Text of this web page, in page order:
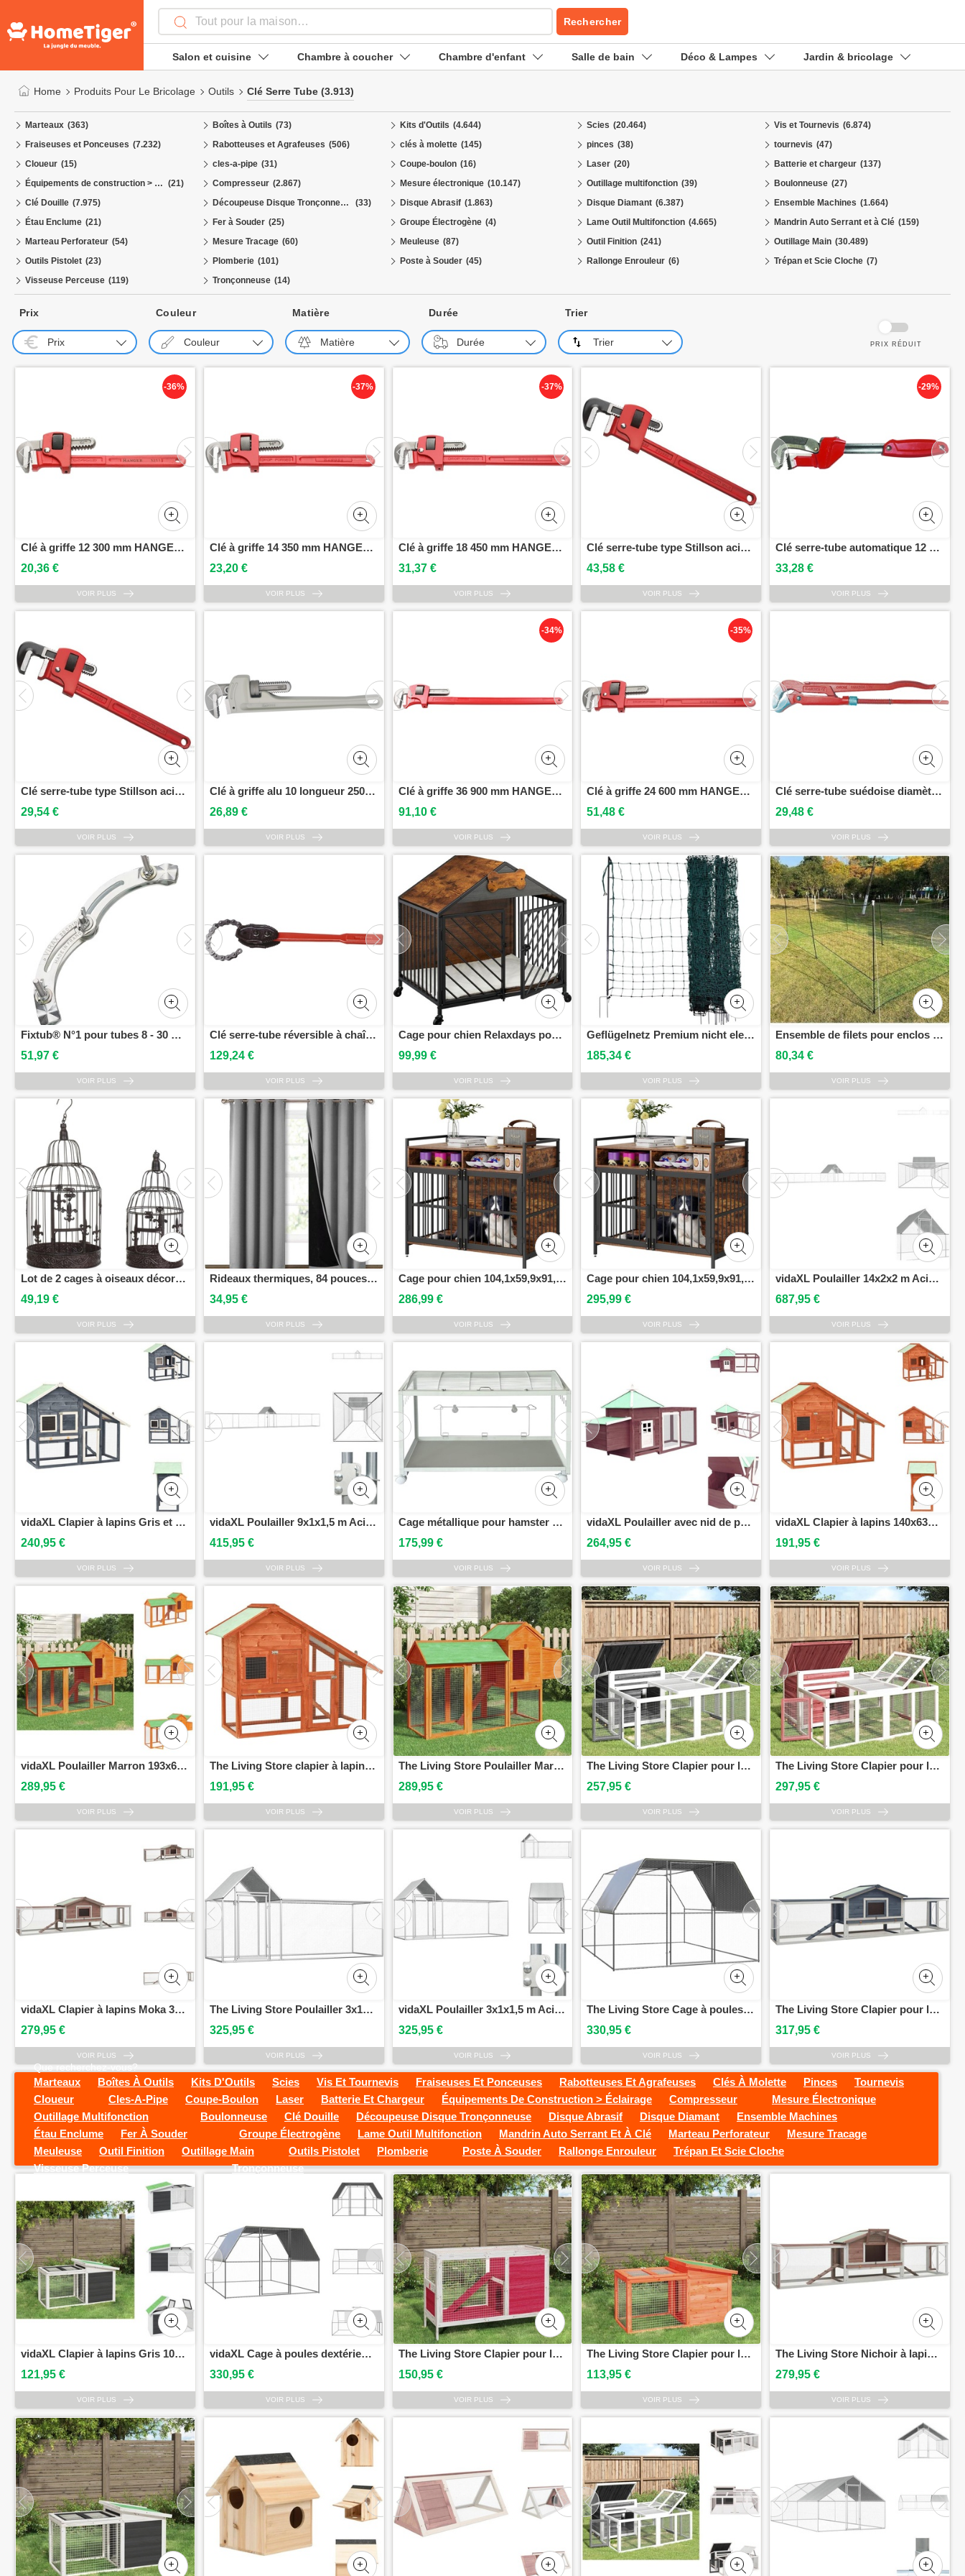
Rechercher
Salon et cuisine Chambre à coucher Chambre d'enfant Salle de bain Déco & Lampes Jardin & bricolage
Home Produits Pour Le Bricolage Outils Clé Serre Tube (3.913)
Marteaux (363) Boîtes à Outils (73) Kits d'Outils (4.644) Scies (20.464) Vis et Tournevis (6.874)
Fraiseuses et Ponceuses (7.232) Rabotteuses et Agrafeuses (506) clés à molette (145) pinces (38) tournevis (47)
Cloueur (15) cles-a-pipe (31) Coupe-boulon (16) Laser (20) Batterie et chargeur (137)
Équipements de construction > Éclairage (21) Compresseur (2.867) Mesure électronique (10.147) Outillage multifonction (39) Boulonneuse (27)
Clé Douille (7.975) Découpeuse Disque Tronçonneuse (33) Disque Abrasif (1.863) Disque Diamant (6.387) Ensemble Machines (1.664)
Étau Enclume (21) Fer à Souder (25) Groupe Électrogène (4) Lame Outil Multifonction (4.665) Mandrin Auto Serrant et à Clé (159)
Marteau Perforateur (54) Mesure Tracage (60) Meuleuse (87) Outil Finition (241) Outillage Main (30.489)
Outils Pistolet (23) Plomberie (101) Poste à Souder (45) Rallonge Enrouleur (6) Trépan et Scie Cloche (7)
Visseuse Perceuse (119) Tronçonneuse (14)
Prix
Prix
Couleur
Couleur
Matière
Matière
Durée
Durée
Trier
Trier PRIX ​​RÉDUIT
-36%
Clé à griffe 12 300 mm HANGER 121112
20,36 €
VOIR PLUS
-37%
Clé à griffe 14 350 mm HANGER 121114
23,20 €
VOIR PLUS
-37%
Clé à griffe 18 450 mm HANGER 121118
31,37 €
VOIR PLUS
Clé serre-tube type Stillson acier 14 ouverture 49 mm longueur 350 mm FACOM 131A.14
43,58 €
VOIR PLUS
-29%
Clé serre-tube automatique 12 HANGER 121312
33,28 €
VOIR PLUS
Clé serre-tube type Stillson acier 10 ouverture 34 mm longueur 250 mm FACOM 131A.10
29,54 €
VOIR PLUS
Clé à griffe alu 10 longueur 250 mm HANGER 121210
26,89 €
VOIR PLUS
-34%
Clé à griffe 36 900 mm HANGER 121136
91,10 €
VOIR PLUS
-35%
Clé à griffe 24 600 mm HANGER 121124
51,48 €
VOIR PLUS
Clé serre-tube suédoise diamètre 1/2 (22 mm) HANGER 121410
29,48 €
VOIR PLUS
Fixtub® N°1 pour tubes 8 - 30 mm VIRAX 200010
51,97 €
VOIR PLUS
Clé serre-tube réversible à chaîne 2,5 KS TOOLS 114.0045
129,24 €
VOIR PLUS
Cage pour chien Relaxdays pour la maison, style industriel, dimensions 73 x 70 x 53 cm, meuble pour chien à roulettes, cage, MDF, acier, marron/noir
99,99 €
VOIR PLUS
Geflügelnetz Premium nicht elektrifizierbar, L x H 50 m x 106 cm, Farbe grün
185,34 €
VOIR PLUS
Ensemble de filets pour enclos de volaille 12m noir/vert Zolux
80,34 €
VOIR PLUS
Lot de 2 cages à oiseaux décoratives en métal brun antique de style vintage Cages décoratives grandes 56 x 25 cm et petites 45 x 19,3 cm à poser ou à suspendre
49,19 €
VOIR PLUS
Rideaux thermiques, 84 pouces, lot de 2, gris, largeur 52 pouces, chambre denfant, doublure noire.
34,95 €
VOIR PLUS
Cage pour chien 104,1x59,9x91,9cm Caisson pour chien en cadre dacier carbone et panneau daggloméré P2 Vintage Table dappoint Cage en fil métallique Cage pour animaux domestiques avec design à double porte Caisson pour chien style meuble Grille pour chien
286,99 €
VOIR PLUS
Cage pour chien 104,1x59,9x91,9cm Caisson pour chien en cadre dacier carbone et panneau daggloméré P2 Vintage Table dappoint Cage en fil métallique Cage pour animaux domestiques avec design à double porte Caisson pour chien style meuble Grille pour chien
295,99 €
VOIR PLUS
vidaXL Poulailler 14x2x2 m Acier galvanisé - Habitats & Enclos pour petits animaux
687,95 €
VOIR PLUS
vidaXL Clapier à lapins Gris et Blanc 140x63x120 cm Sapin massif - Habitats & Enclos pour petits animaux
240,95 €
VOIR PLUS
vidaXL Poulailler 9x1x1,5 m Acier galvanisé - Habitats & Enclos pour petits animaux
415,95 €
VOIR PLUS
Cage métallique pour hamster avec roulettes Cage pour souris avec roulettes Habitat pour petits animaux Grand format pour hamsters nains, cochons dInde, gerbilles et petits animaux domestiques
175,99 €
VOIR PLUS
vidaXL Poulailler avec nid de ponte Moka 190x72x102 cm Sapin massif - Habitats & Enclos pour petits animaux
264,95 €
VOIR PLUS
vidaXL Clapier à lapins 140x63x120 cm Sapin massif - Habitats & Enclos pour petits animaux
191,95 €
VOIR PLUS
vidaXL Poulailler Marron 193x65x117 cm Pin massif - Habitats & Enclos pour petits animaux
289,95 €
VOIR PLUS
The Living Store clapier à lapins 140x63x120 cm sapin massif
191,95 €
VOIR PLUS
The Living Store Poulailler Marron 193x65x117 cm Pin massif
289,95 €
VOIR PLUS
The Living Store Clapier pour lapins Gris 144x123x67,5 cm Pin massif
257,95 €
VOIR PLUS
The Living Store Clapier pour lapins Mokka 144x123x67,5 cm Pin massif
297,95 €
VOIR PLUS
vidaXL Clapier à lapins Moka 310x70x87 cm Pin & Sapin massif - Habitats & Enclos pour petits animaux
279,95 €
VOIR PLUS
Que recherchez-vous?
Marteaux Boîtes À Outils Kits D'Outils Scies Vis Et Tournevis Fraiseuses Et Ponceuses Rabotteuses Et Agrafeuses Clés À Molette Pinces
Tournevis
Cloueur
Cles-A-Pipe Coupe-Boulon Laser Batterie Et Chargeur Équipements De Construction > Éclairage Compresseur
Mesure Électronique
Outillage Multifonction
Boulonneuse Clé Douille Découpeuse Disque Tronçonneuse Disque Abrasif Disque Diamant
Ensemble Machines
Étau Enclume
Fer À Souder Groupe Électrogène Lame Outil Multifonction Mandrin Auto Serrant Et À Clé Marteau Perforateur
Mesure Tracage
Meuleuse
Outil Finition Outillage Main Outils Pistolet Plomberie Poste À Souder Rallonge Enrouleur
Trépan Et Scie Cloche
Visseuse Perceuse
Tronçonneuse
The Living Store Poulailler 3x1x1,5 m Acier galvanisé
325,95 €
VOIR PLUS
vidaXL Poulailler 3x1x1,5 m Acier galvanisé - Habitats & Enclos pour petits animaux
325,95 €
VOIR PLUS
The Living Store Cage à poules dextérieur 3x4x2 m Acier galvanisé
330,95 €
VOIR PLUS
The Living Store Clapier pour lapins Gris 310x70x87 cm Pin & Sapin massif
317,95 €
VOIR PLUS
vidaXL Clapier à lapins Gris 100,5x54x55 cm Pin massif - Habitats & Enclos pour petits animaux
121,95 €
VOIR PLUS
vidaXL Cage à poules dextérieur 3x4x2 m Acier galvanisé - Habitats & Enclos pour petits animaux
330,95 €
VOIR PLUS
The Living Store Clapier pour lapins Rouge 103x44x69,5 cm Pin massif
150,95 €
VOIR PLUS
The Living Store Clapier pour lapins Marron 100,5x54x55 cm Pin massif
113,95 €
VOIR PLUS
The Living Store Nichoir à lapin Moka 310x70x87 cm Pin et sapin massif
279,95 €
VOIR PLUS